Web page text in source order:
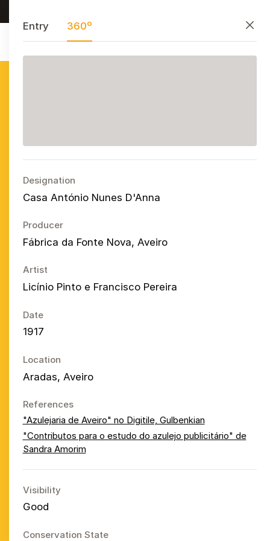
AzulejoPublicitárioPortuguês
Close
Entry 360º
Designation
Casa António Nunes D'Anna
Producer
Fábrica da Fonte Nova, Aveiro
Artist
Licínio Pinto e Francisco Pereira
Date
1917
Location
Aradas, Aveiro
References
"Azulejaria de Aveiro" no Digitile, Gulbenkian
"Contributos para o estudo do azulejo publicitário" de
Sandra Amorim
Visibility
Good
Conservation State